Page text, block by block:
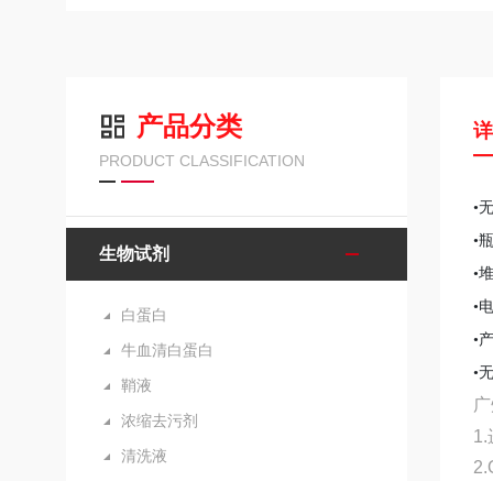
产品分类
PRODUCT CLASSIFICATION
生物试剂
白蛋白
牛血清白蛋白
鞘液
浓缩去污剂
清洗液
•
•
•
•
•
•
1.